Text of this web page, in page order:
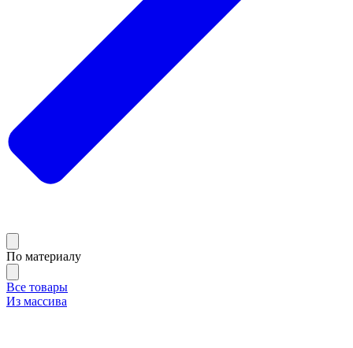
По материалу
Все товары
Из массива